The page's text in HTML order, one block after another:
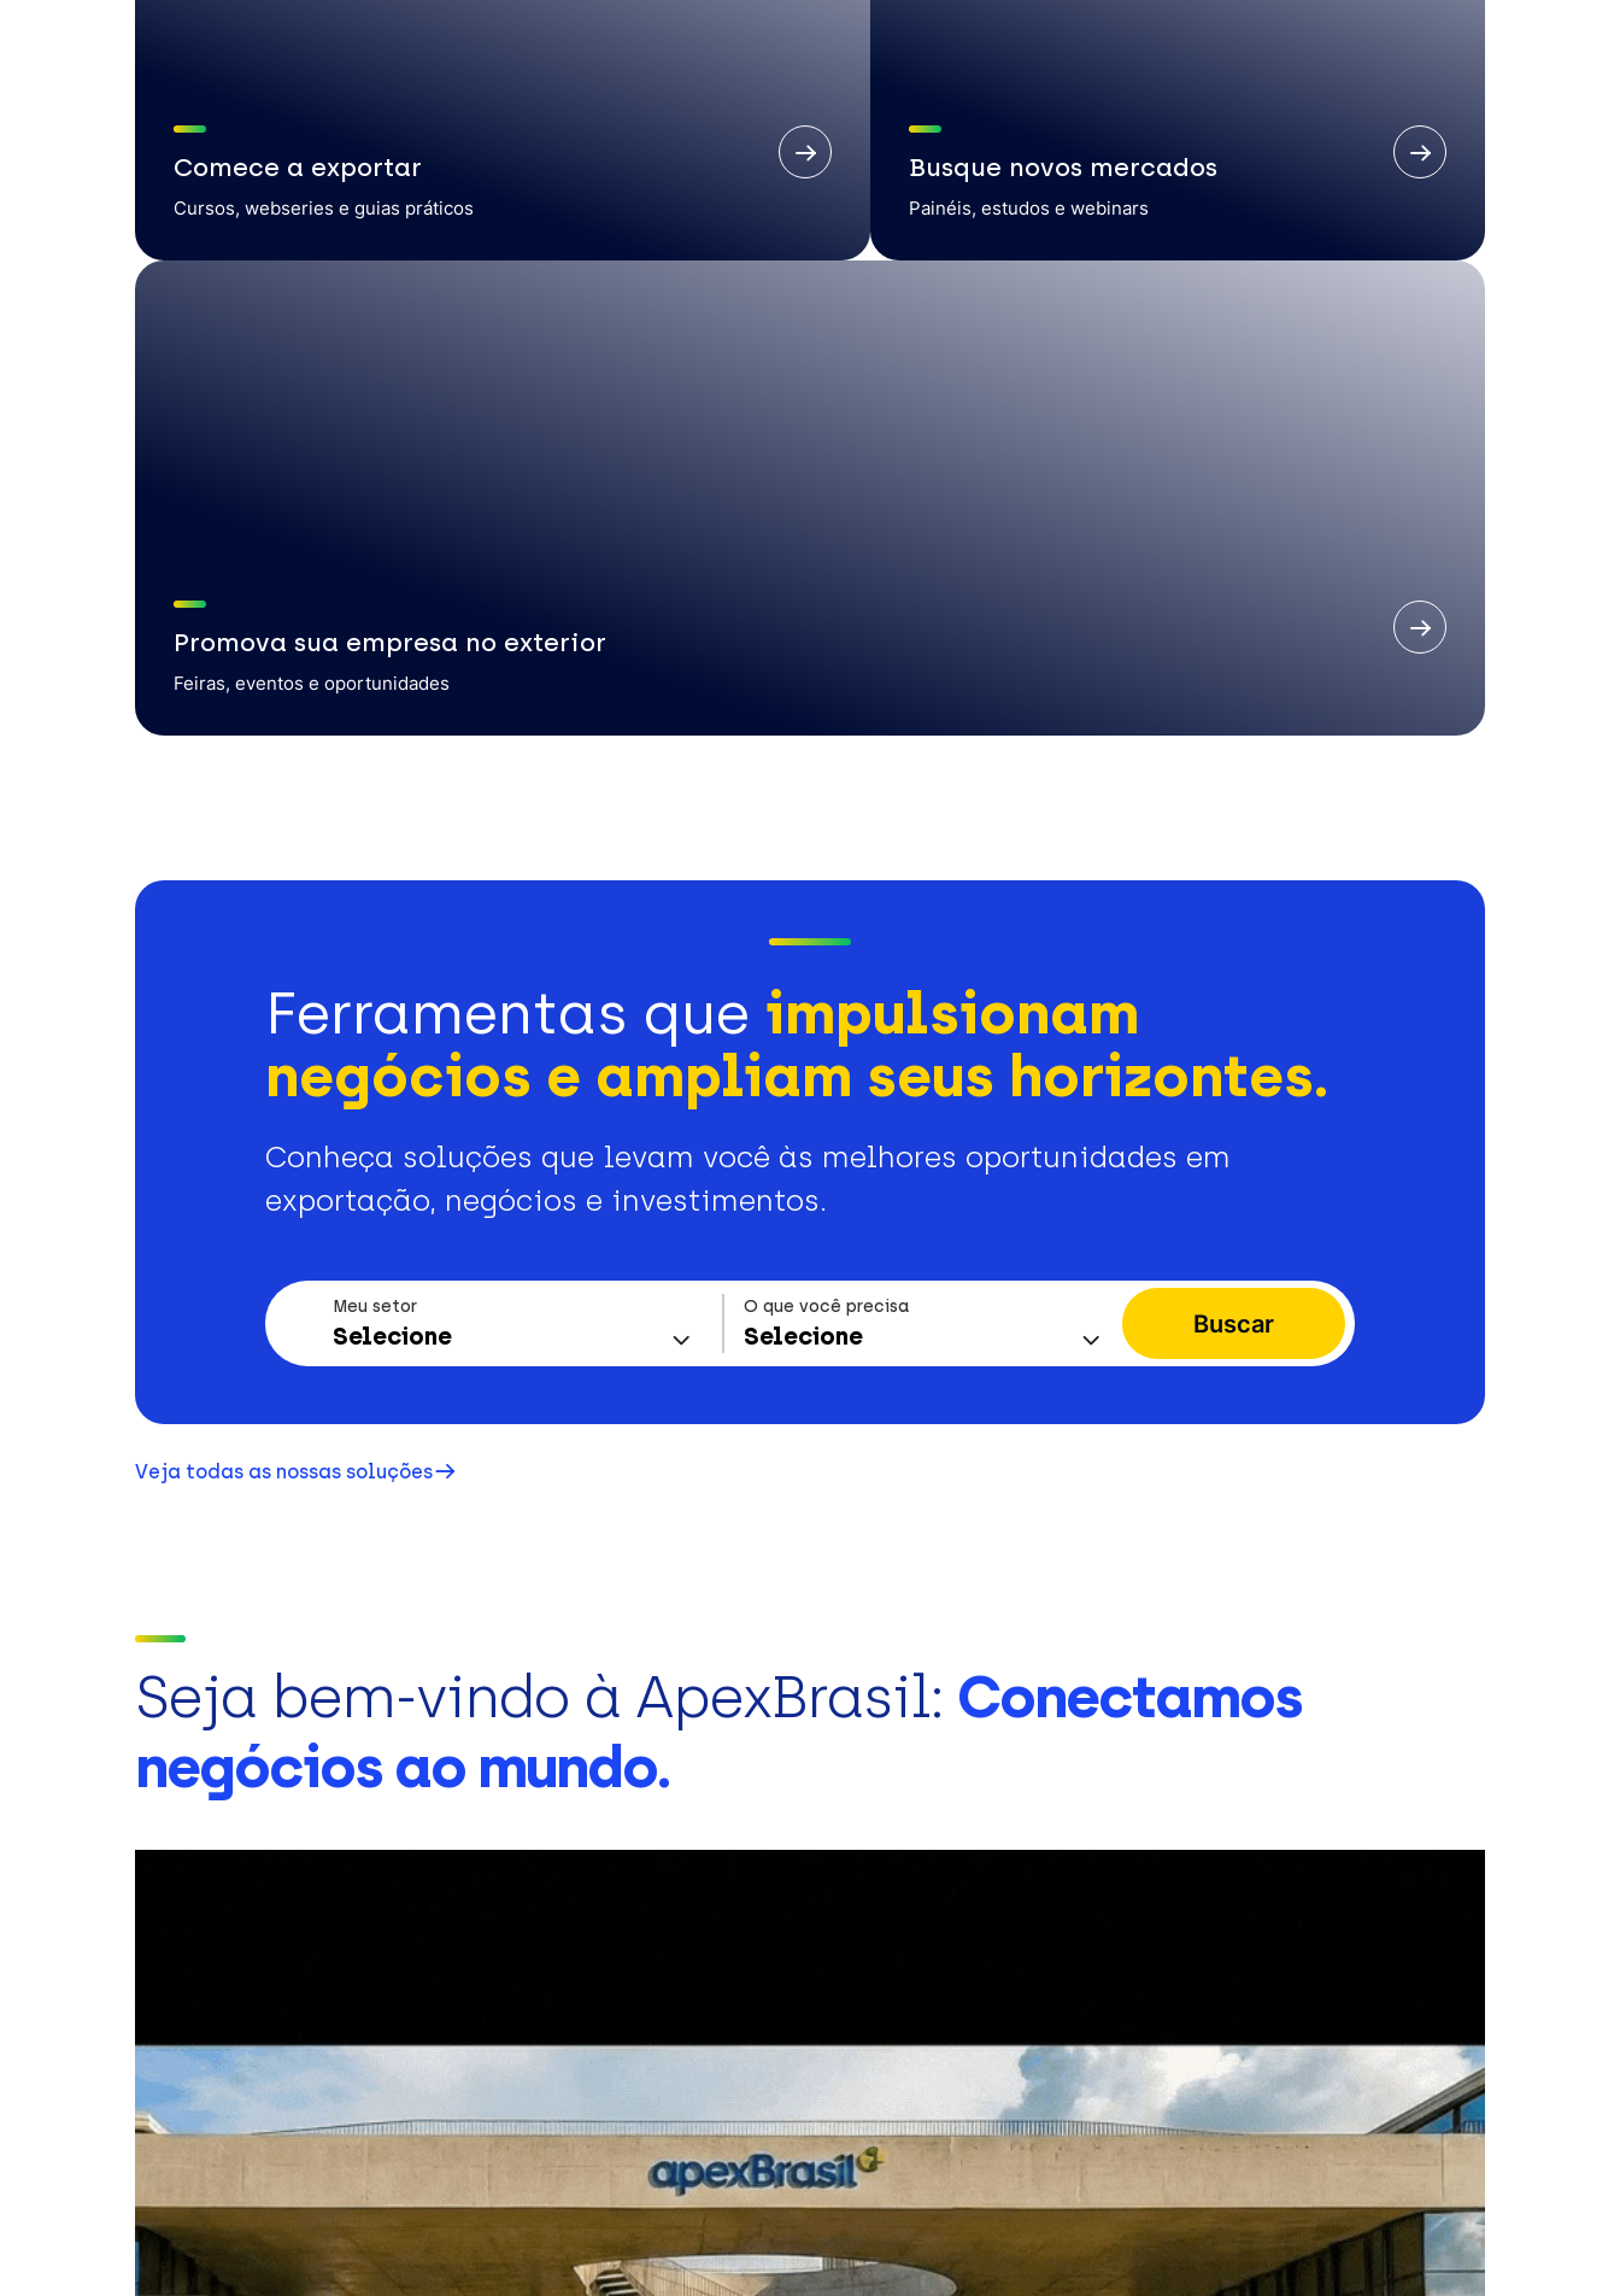
Comece a exportar
Cursos, webseries e guias práticos
Busque novos mercados
Painéis, estudos e webinars
Promova sua empresa no exterior
Feiras, eventos e oportunidades
Ferramentas que impulsionam
negócios e ampliam seus horizontes.
Conheça soluções que levam você às melhores oportunidades em
exportação, negócios e investimentos.
Meu setor
Selecione
O que você precisa
Selecione Buscar
Veja todas as nossas soluções
Seja bem-vindo à ApexBrasil: Conectamos
negócios ao mundo.